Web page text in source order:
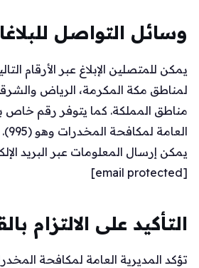
وسائل التواصل
مناطق المملكة. كما يتوفر رقم خاص
يمكن إرسال المعلومات عبر البريد
[email protected]
التأكيد على الالتزام
تؤكد المديرية العامة لمكافحة